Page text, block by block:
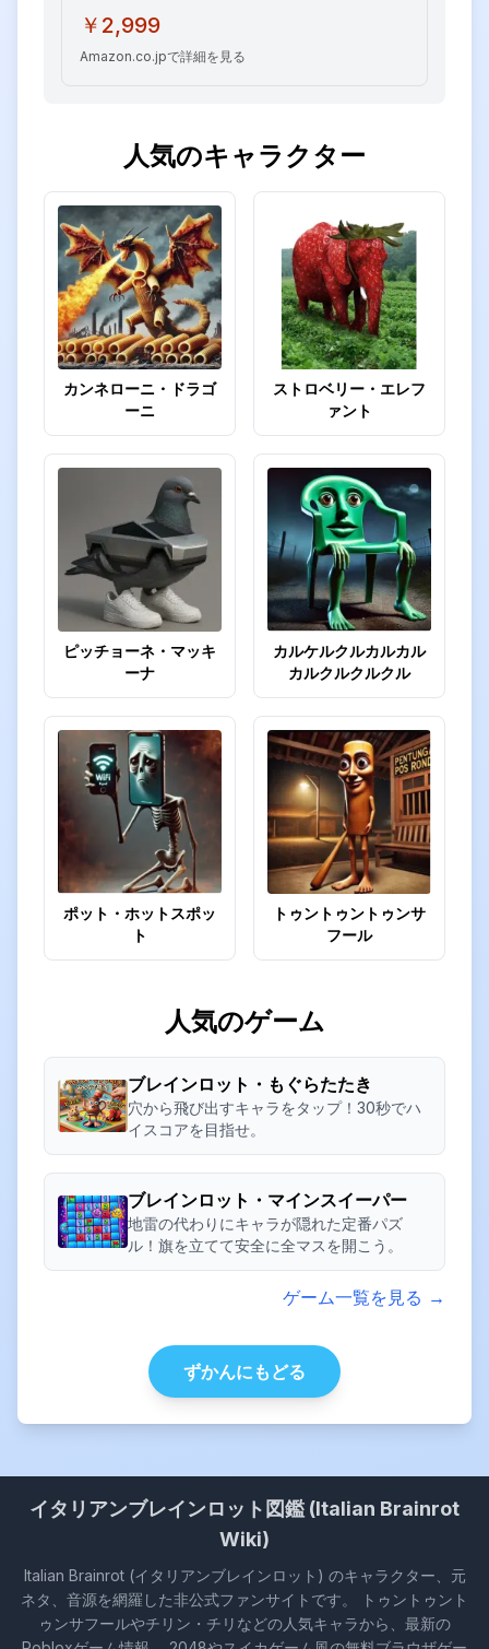
￥2,999
Amazon.co.jpで詳細を見る
人気のキャラクター
カンネローニ・ドラゴ
ーニ
ストロベリー・エレフ
ァント
ピッチョーネ・マッキ
ーナ
カルケルクルカルカル
カルクルクルクル
ポット・ホットスポッ
ト
トゥントゥントゥンサ
フール
人気のゲーム
ブレインロット・もぐらたたき
穴から飛び出すキャラをタップ！30秒でハ
イスコアを目指せ。
ブレインロット・マインスイーパー
地雷の代わりにキャラが隠れた定番パズ
ル！旗を立てて安全に全マスを開こう。
ゲーム一覧を見る →
ずかんにもどる
イタリアンブレインロット図鑑 (Italian Brainrot
Wiki)
Italian Brainrot (イタリアンブレインロット) のキャラクター、元
ネタ、音源を網羅した非公式ファンサイトです。 トゥントゥント
ゥンサフールやチリン・チリなどの人気キャラから、最新の